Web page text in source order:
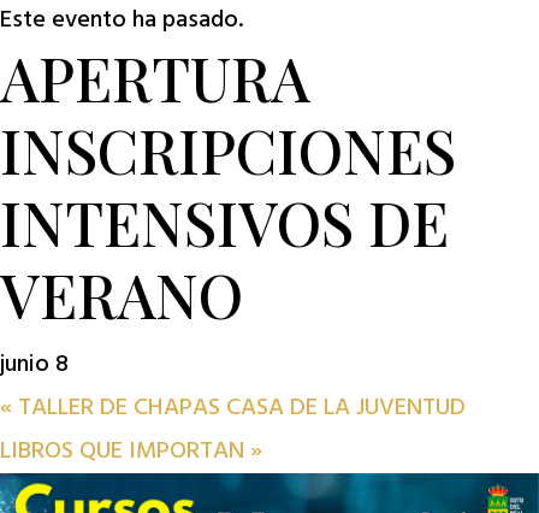
Este evento ha pasado.
APERTURA
INSCRIPCIONES
INTENSIVOS DE
VERANO
junio 8
«TALLER DE CHAPAS CASA DE LA JUVENTUD
LIBROS QUE IMPORTAN »